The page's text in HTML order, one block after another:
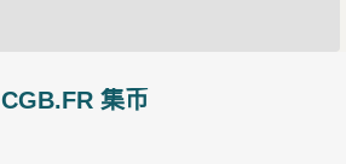
CGB.FR 集币